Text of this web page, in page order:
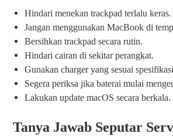
Hindari menekan trackpad terlalu keras.
Jangan menggunakan MacBook di
Bersihkan trackpad secara rutin.
Hindari cairan di sekitar perangkat.
Gunakan charger yang sesuai
Segera periksa jika baterai mulai
Lakukan update macOS secara berkala.
Tanya Jawab Seputar